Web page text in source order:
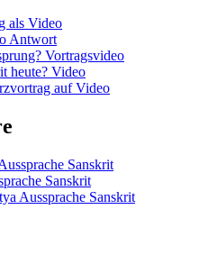
als Video
Antwort
Vortragsvideo
heute? Video
auf Video
Sanskrit
Sanskrit
Aussprache Sanskrit